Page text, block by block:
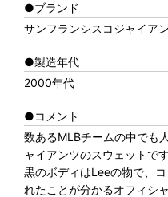
●ブランド
サンフランシスコジャイア
●製造年代
2000年代
●コメント
数あるMLBチームの中でも
ャイアンツのスウェットです
黒のボディはLeeの物で、
れたことが分かるオフィシ